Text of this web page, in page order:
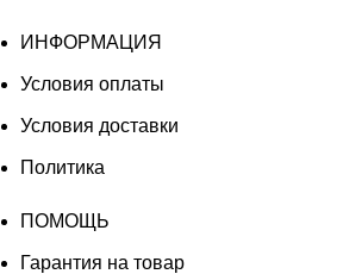
ИНФОРМАЦИЯ
Условия оплаты
Условия доставки
Политика
ПОМОЩЬ
Гарантия на товар